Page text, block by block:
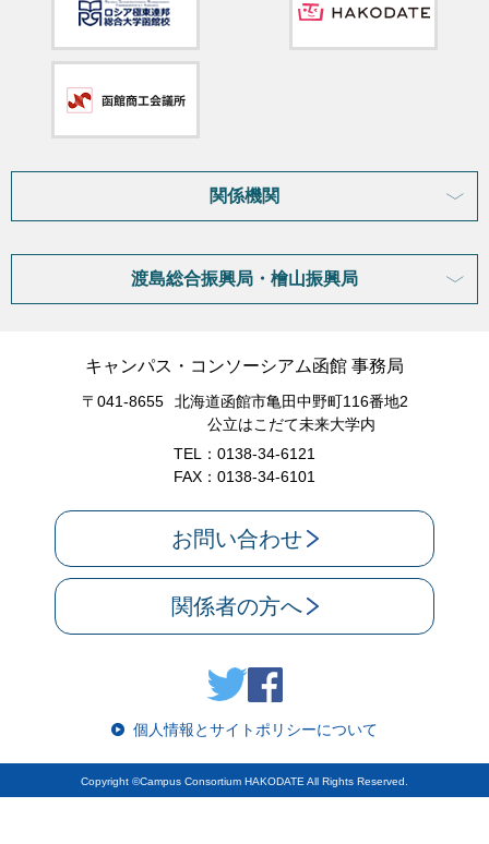
関係機関
渡島総合振興局・檜山振興局
キャンパス・コンソーシアム函館 事務局
〒041-8655
北海道函館市亀田中野町116番地2
公立はこだて未来大学内
TEL：0138-34-6121
FAX：0138-34-6101
お問い合わせ
関係者の方へ
個人情報とサイトポリシーについて
Copyright ©Campus Consortium HAKODATE All Rights Reserved.